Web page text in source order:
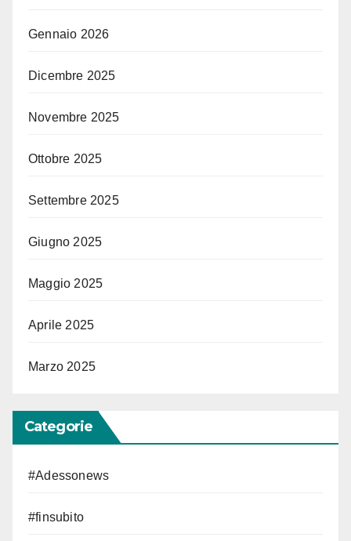
Gennaio 2026
Dicembre 2025
Novembre 2025
Ottobre 2025
Settembre 2025
Giugno 2025
Maggio 2025
Aprile 2025
Marzo 2025
Categorie
#Adessonews
#finsubito